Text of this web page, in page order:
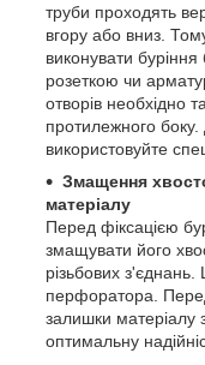
труби проходять
вгору або вниз.
виконувати
розеткою чи
отворів необхідно
протилежного
використовуйте
Змащення
матеріалу
Перед фіксацією
змащувати його
різьбових
перфоратора.
залишки матеріалу
оптимальну